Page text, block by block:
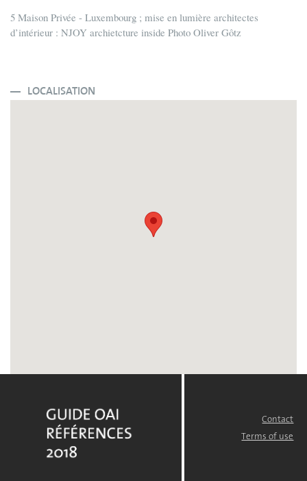
5 Maison Privée - Luxembourg ; mise en lumière architectes
d’intérieur : NJOY archietcture inside Photo Oliver Gôtz
LOCALISATION
Contact
Terms of use